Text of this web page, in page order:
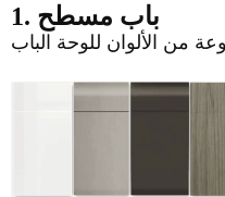
1. باب مسطح